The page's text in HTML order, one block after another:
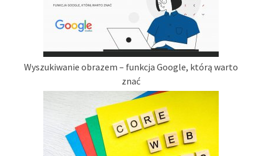
Wyszukiwanie obrazem – funkcja Google, którą warto
znać